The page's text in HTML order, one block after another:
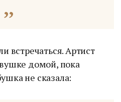
встречаться. Артист
домой, пока
не сказала: